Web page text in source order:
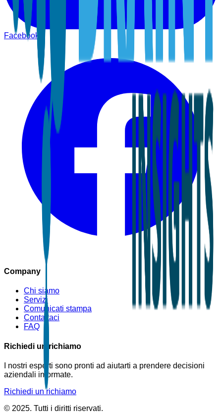
Facebook
Company
Chi siamo
Servizi
Comunicati stampa
Contattaci
FAQ
Richiedi un richiamo
I nostri esperti sono pronti ad aiutarti a prendere decisioni
aziendali informate.
Richiedi un richiamo
© 2025. Tutti i diritti riservati.